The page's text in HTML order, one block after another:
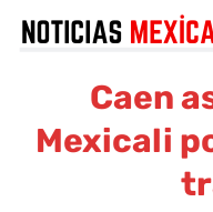
Caen
Mexicali